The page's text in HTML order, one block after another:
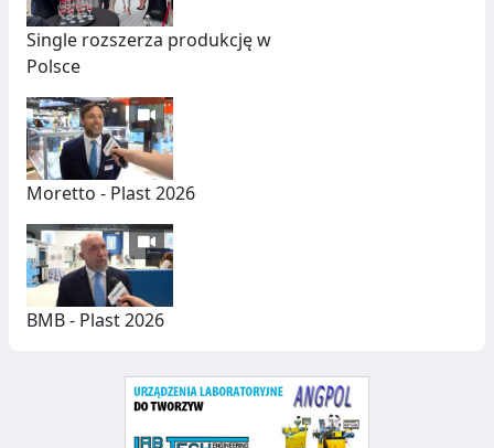
C
N
Y
C
H
Single rozszerza produkcję w
Polsce
Moretto - Plast 2026
BMB - Plast 2026